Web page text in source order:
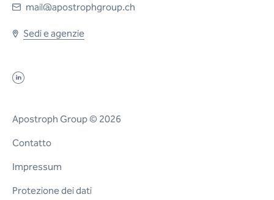
mail@apostrophgroup.ch
Sedi e agenzie
Apostroph Group © 2026
Contatto
Impressum
Protezione dei dati